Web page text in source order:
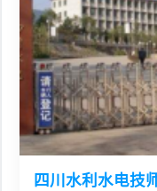
四川水利水电技